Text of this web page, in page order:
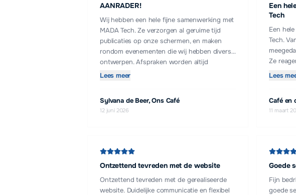
AANRADER!
Wij hebben een hele fijne samenwerking met
MADA Tech. Ze verzorgen al geruime tijd
publicaties op onze schermen, en maken
rondom evenementen die wij hebben diverse
ontwerpen. Afspraken worden altijd
nagekomen en het contact is altijd gezellig
Lees meer
Sylvana de Beer, Ons Café
12 juni 2026
Een
Tech
Een
Tech.
Ze
leveren
maken.
zoekt!
Lees
Café en
11 maart
Ontzettend tevreden met de website
Ontzettend tevreden met de gerealiseerde
website. Duidelijke communicatie en flexibel
Goede
Fijn
goede